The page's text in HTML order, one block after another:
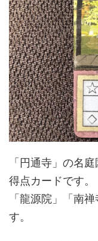
「円通寺」の名
得点カードです。
「龍源院」「南
す。